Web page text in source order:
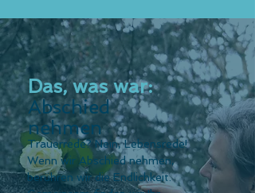
Trauerrede? Nein, Lebensrede!
Wenn wir Abschied nehmen,
berühren wir die Endlichkeit.
Das, was war:
Abschied
nehmen